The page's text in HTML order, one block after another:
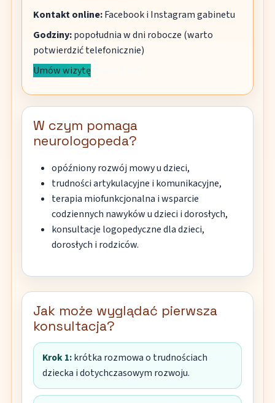
Kontakt online:Facebook i Instagram gabinetu
Godziny:popołudnia w dni robocze (warto
potwierdzić telefonicznie)
Umów wizytę
W czym pomaga
neurologopeda?
opóźniony rozwój mowy u dzieci,
trudności artykulacyjne i komunikacyjne,
terapia miofunkcjonalna i wsparcie
codziennych nawyków u dzieci i dorosłych,
konsultacje logopedyczne dla dzieci,
dorosłych i rodziców.
Jak może wyglądać pierwsza
konsultacja?
Krok 1:krótka rozmowa o trudnościach
dziecka i dotychczasowym rozwoju.